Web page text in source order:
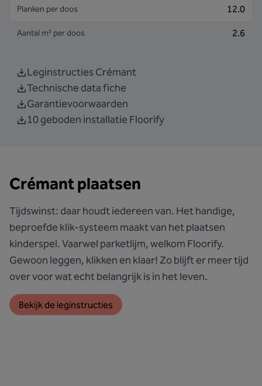
Planken per doos 12.0
Aantal m² per doos 2.6
Leginstructies Crémant
Technische data fiche
Garantievoorwaarden
10 geboden installatie Floorify
Crémant plaatsen
Tijdswinst: daar houdt iedereen van. Het handige,
beproefde klik-systeem maakt van het plaatsen
kinderspel. Vaarwel parketlijm, welkom Floorify.
Gewoon leggen, klikken en klaar! Zo blijft er meer tijd
over voor wat echt belangrijk is in het leven.
Bekijk de leginstructies